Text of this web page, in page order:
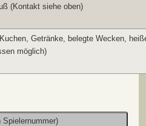
(Kontakt siehe oben)
Getränke, belegte Wecken,
möglich)